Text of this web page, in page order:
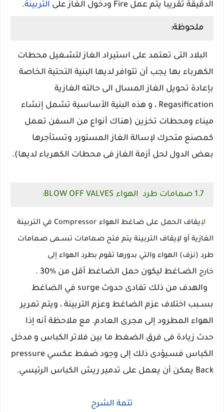
الدقيقة تقريبا يتم عمل Fire ودخول الغاز على
التربينة.
ملحوظة:
البلاد التى تعتمد على استيراد الغاز لتشـغيل محطات
الكهرباء بها يجب أن تتوافر لديها البنية التحتية الخاصة
بإعادة تحويل الغاز المسال الى حالته الغازية
Regasification ، و هذه البنية الأساسية تشمل إنشاء
ميناء ومحطات تخزين (هناك أنواع من السفن تعمل
كمصنع متحرك لإسالة الغاز المستورد وتستأجرها
بعض الدول لحل أزمة الغاز فى محطات الكهرباء لديها).
1.7 صمامات طرد الهواء BLOW OFF VALVES:
لإ يقاف الحمل على ضـاغط الهواء Compressor في التربينة
الغازية أو لإيقاف التربينة يتم فتح صـمامات تســمى صـمامات
طرد (نزف) الهواء والتي بدورها تقوم بطرد الهواء إلى
خارج الضــاغط ليكون حمل الضـاغط أقل من %30 .
والهدف من ذلك تفادى حدوث surge في الضاغط
بســبب اختلاف عزم الضاغط وعزم التربينة ، ويتم تمرير
الهواء المطرود إلى مجرى العادم. مع ملاحظة أنه إذا
حدث زيادة فى فرق الضغط ما بين فلاتر الكباس و مدخل
الكباس فسـيؤدى ذلك إلى وجود ضغط عكسي pressure
Back يمكن أن يعمل على تدمير ريش الكباس الرئيسي.
تتمة الشرح